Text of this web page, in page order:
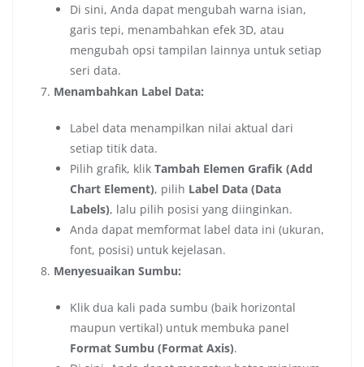
Di sini, Anda dapat mengubah warna isian,
garis tepi, menambahkan efek 3D, atau
mengubah opsi tampilan lainnya untuk setiap
seri data.
Menambahkan Label Data:
Label data menampilkan nilai aktual dari
setiap titik data.
Pilih grafik, klik Tambah Elemen Grafik (Add
Chart Element), pilih Label Data (Data
Labels), lalu pilih posisi yang diinginkan.
Anda dapat memformat label data ini (ukuran,
font, posisi) untuk kejelasan.
Menyesuaikan Sumbu:
Klik dua kali pada sumbu (baik horizontal
maupun vertikal) untuk membuka panel
Format Sumbu (Format Axis).